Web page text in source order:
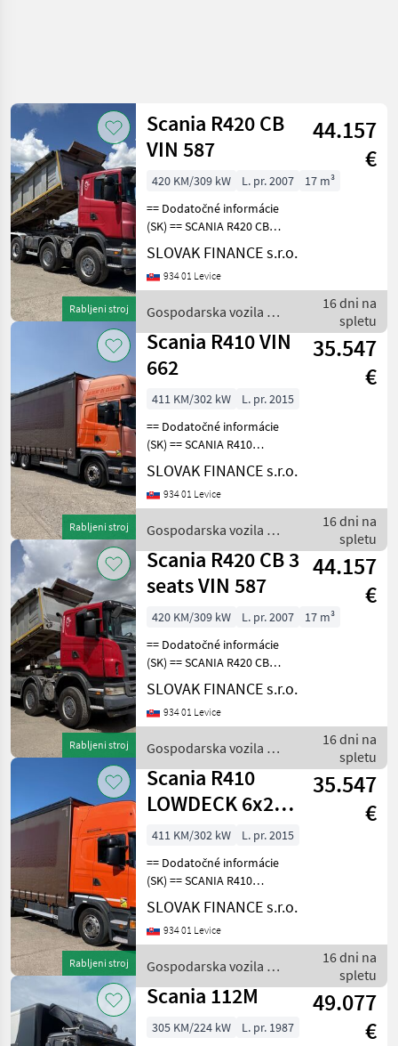
Rabljeni stroj
Scania R420 CB
VIN 587
44.157
€
420 KM/309 kW L. pr. 2007
17 m³
== Dodatočné informácie
(SK) == SCANIA R420 CB
trojstranný vyklápač 8x6
17m3 r.v. 12/2007, 474 685
km, EURO 4, 309 kW, 11705
brzda, klimatiz
SLOVAK FINANCE s.r.o.
934 01 Levice
Gospodarska vozila /
Scania
16 dni na
spletu
Rabljeni stroj
Scania R410 VIN
662
35.547
€
411 KM/302 kW
L. pr. 2015
== Dodatočné informácie
(SK) == SCANIA R410
LOWDECK 6x2 dvojstranka,
priechodná tandemová
súprava r.v. 12/2015, 1 399
12742 cm3, opticruis
SLOVAK FINANCE s.r.o.
934 01 Levice
Gospodarska vozila /
Scania
16 dni na
spletu
Rabljeni stroj
Scania R420 CB 3
seats VIN 587
44.157
€
420 KM/309 kW L. pr. 2007
17 m³
== Dodatočné informácie
(SK) == SCANIA R420 CB
trojstranný vyklápač 8x6
17m3 r.v. 12/2007, 474 685
km, EURO 4, 309 kW, 11705
brzda, klimatiz
SLOVAK FINANCE s.r.o.
934 01 Levice
Gospodarska vozila /
Scania
16 dni na
spletu
Rabljeni stroj
Scania R410
LOWDECK 6x2
120 m3 +
VANHOOL vin
341+651
35.547
€
411 KM/302 kW
L. pr. 2015
== Dodatočné informácie
(SK) == SCANIA R410
LOWDECK 6x2 dvojstranka,
priechodná tandemová
súprava r.v. 12/2015, 1 349
12742 cm3, opticruis
SLOVAK FINANCE s.r.o.
934 01 Levice
Gospodarska vozila /
Scania
16 dni na
spletu
Scania 112M
49.077
€
305 KM/224 kW L. pr. 1987